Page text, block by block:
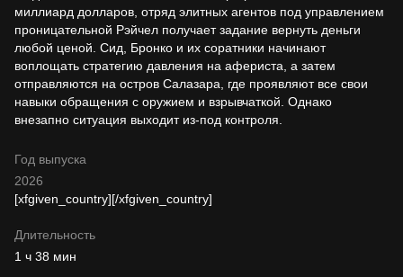
миллиард долларов, отряд элитных агентов под управлением
проницательной Рэйчел получает задание вернуть деньги
любой ценой. Сид, Бронко и их соратники начинают
воплощать стратегию давления на афериста, а затем
отправляются на остров Салазара, где проявляют все свои
навыки обращения с оружием и взрывчаткой. Однако
внезапно ситуация выходит из-под контроля.
Год выпуска
2026
Длительность
1 ч 38 мин
[xfgiven_country][/xfgiven_country]